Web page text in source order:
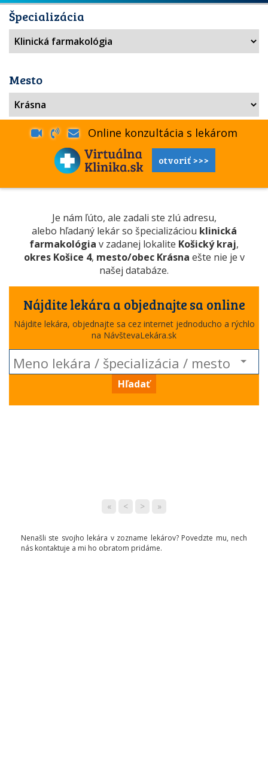
Špecializácia
Mesto
Online konzultácia s lekárom
otvoriť >>>
Je nám ľúto, ale zadali ste zlú adresu,
alebo hľadaný lekár so špecializáciou klinická
farmakológia v zadanej lokalite Košický kraj,
okres Košice 4, mesto/obec Krásna ešte nie je v
našej databáze.
Nájdite lekára a objednajte sa online
Nájdite lekára, objednajte sa cez internet jednoducho a rýchlo
na NávštevaLekára.sk
Hľadať
« < > »
Nenašli ste svojho lekára v zozname lekárov? Povedzte mu, nech
nás kontaktuje a mi ho obratom pridáme.